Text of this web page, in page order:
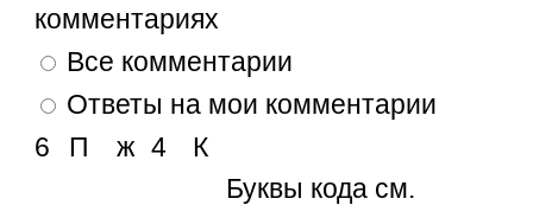
комментариях
Все комментарии
Ответы на мои комментарии
ж
6 П К
4
Буквы кода см.